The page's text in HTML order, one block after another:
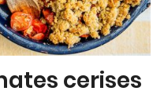
cerises